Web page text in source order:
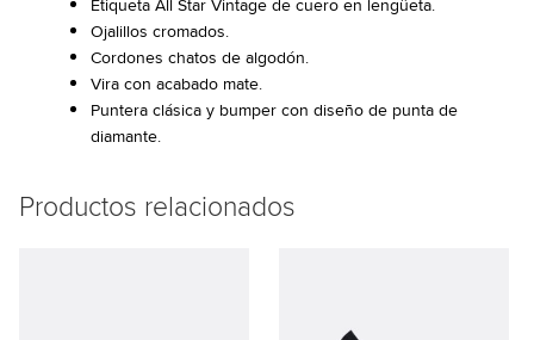
Ojalillos cromados.
Cordones chatos de algodón.
Vira con acabado mate.
Puntera clásica y bumper con diseño de punta de
diamante.
Productos relacionados